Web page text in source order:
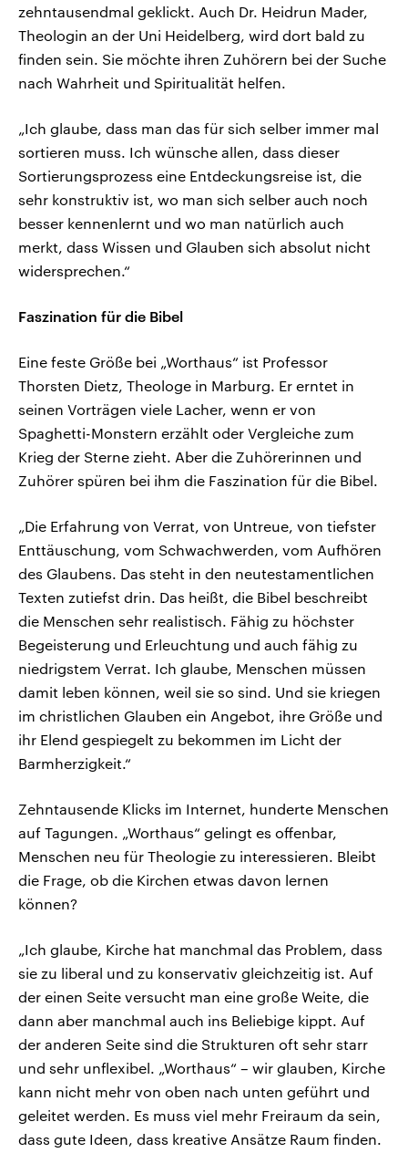
zehntausendmal geklickt. Auch Dr. Heidrun Mader,
Theologin an der Uni Heidelberg, wird dort bald zu
finden sein. Sie möchte ihren Zuhörern bei der Suche
nach Wahrheit und Spiritualität helfen.
„Ich glaube, dass man das für sich selber immer mal
sortieren muss. Ich wünsche allen, dass dieser
Sortierungsprozess eine Entdeckungsreise ist, die
sehr konstruktiv ist, wo man sich selber auch noch
besser kennenlernt und wo man natürlich auch
merkt, dass Wissen und Glauben sich absolut nicht
widersprechen.“
Faszination für die Bibel
Eine feste Größe bei „Worthaus“ ist Professor
Thorsten Dietz, Theologe in Marburg. Er erntet in
seinen Vorträgen viele Lacher, wenn er von
Spaghetti-Monstern erzählt oder Vergleiche zum
Krieg der Sterne zieht. Aber die Zuhörerinnen und
Zuhörer spüren bei ihm die Faszination für die Bibel.
„Die Erfahrung von Verrat, von Untreue, von tiefster
Enttäuschung, vom Schwachwerden, vom Aufhören
des Glaubens. Das steht in den neutestamentlichen
Texten zutiefst drin. Das heißt, die Bibel beschreibt
die Menschen sehr realistisch. Fähig zu höchster
Begeisterung und Erleuchtung und auch fähig zu
niedrigstem Verrat. Ich glaube, Menschen müssen
damit leben können, weil sie so sind. Und sie kriegen
im christlichen Glauben ein Angebot, ihre Größe und
ihr Elend gespiegelt zu bekommen im Licht der
Barmherzigkeit.“
Zehntausende Klicks im Internet, hunderte Menschen
auf Tagungen. „Worthaus“ gelingt es offenbar,
Menschen neu für Theologie zu interessieren. Bleibt
die Frage, ob die Kirchen etwas davon lernen
können?
„Ich glaube, Kirche hat manchmal das Problem, dass
sie zu liberal und zu konservativ gleichzeitig ist. Auf
der einen Seite versucht man eine große Weite, die
dann aber manchmal auch ins Beliebige kippt. Auf
der anderen Seite sind die Strukturen oft sehr starr
und sehr unflexibel. „Worthaus“ – wir glauben, Kirche
kann nicht mehr von oben nach unten geführt und
geleitet werden. Es muss viel mehr Freiraum da sein,
dass gute Ideen, dass kreative Ansätze Raum finden.